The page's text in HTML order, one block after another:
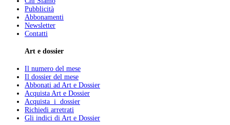
Pubblicità
Abbonamenti
Newsletter
Contatti
Art e dossier
Il numero del mese
Il dossier del mese
Abbonati ad Art e Dossier
Acquista Art e Dossier
Acquista i dossier
Richiedi arretrati
Gli indici di Art e Dossier